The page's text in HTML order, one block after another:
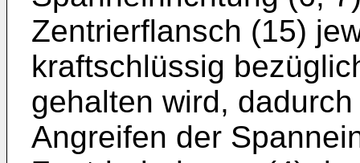
Zentrierflansch (15)
kraftschlüssig
gehalten wird,
Angreifen der